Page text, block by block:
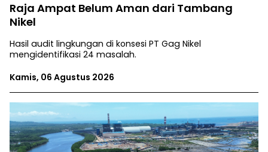
Raja Ampat Belum Aman dari Tambang
Nikel
Hasil audit lingkungan di konsesi PT Gag Nikel
mengidentifikasi 24 masalah.
Kamis, 06 Agustus 2026